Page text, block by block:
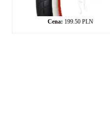
Cena: 199.50 PLN